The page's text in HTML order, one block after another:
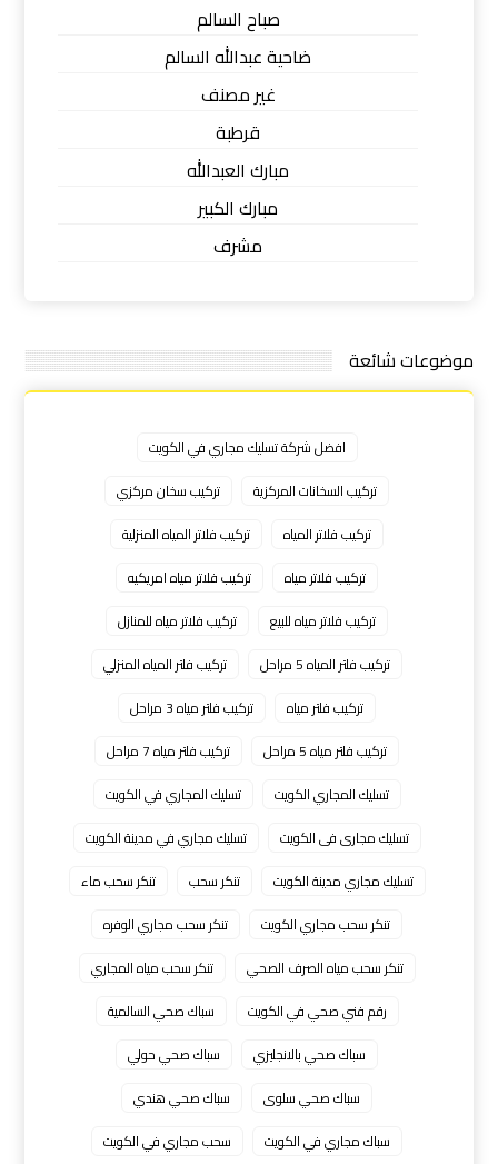
صباح السالم
ضاحية عبدالله السالم
غير مصنف
قرطبة
مبارك العبدالله
مبارك الكبير
مشرف
موضوعات شائعة
افضل شركة تسليك مجاري في الكويت
تركيب السخانات المركزية
تركيب سخان مركزي
تركيب فلاتر المياه
تركيب فلاتر المياه المنزلية
تركيب فلاتر مياه
تركيب فلاتر مياه امريكيه
تركيب فلاتر مياه للبيع
تركيب فلاتر مياه للمنازل
تركيب فلتر المياه 5 مراحل
تركيب فلتر المياه المنزلي
تركيب فلتر مياه
تركيب فلتر مياه 3 مراحل
تركيب فلتر مياه 5 مراحل
تركيب فلتر مياه 7 مراحل
تسليك المجاري الكويت
تسليك المجاري في الكويت
تسليك مجارى فى الكويت
تسليك مجاري في مدينة الكويت
تسليك مجاري مدينة الكويت
تنكر سحب
تنكر سحب ماء
تنكر سحب مجاري الكويت
تنكر سحب مجاري الوفره
تنكر سحب مياه الصرف الصحي
تنكر سحب مياه المجاري
رقم فني صحي في الكويت
سباك صحي السالمية
سباك صحي بالانجليزي
سباك صحي حولي
سباك صحي سلوى
سباك صحي هندي
سباك مجاري في الكويت
سحب مجاري في الكويت